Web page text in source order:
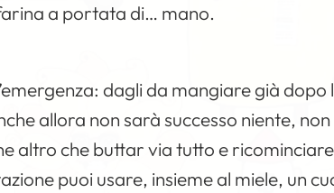
a portata di… mano.
dagli da mangiare già dopo
allora non sarà successo niente,
altro che buttar via tutto e
puoi usare, insieme al miele, un